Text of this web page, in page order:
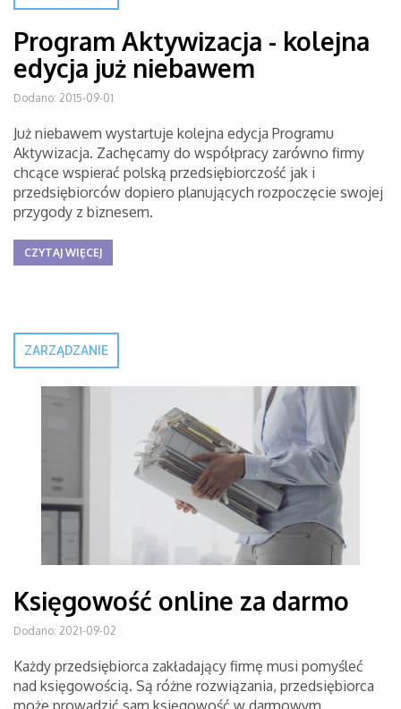
Program Aktywizacja - kolejna
edycja już niebawem
Dodano: 2015-09-01
Już niebawem wystartuje kolejna edycja Programu
Aktywizacja. Zachęcamy do współpracy zarówno firmy
chcące wspierać polską przedsiębiorczość jak i
przedsiębiorców dopiero planujących rozpoczęcie swojej
przygody z biznesem.
CZYTAJ WIĘCEJ
ZARZĄDZANIE
Księgowość online za darmo
Dodano: 2021-09-02
Każdy przedsiębiorca zakładający firmę musi pomyśleć
nad księgowością. Są różne rozwiązania, przedsiębiorca
może prowadzić sam księgowość w darmowym